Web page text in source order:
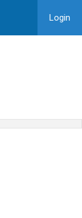
Login